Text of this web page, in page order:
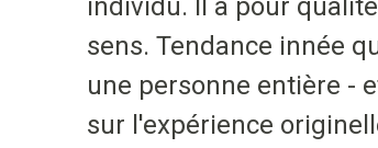
individu. Il a pour
sens. Tendance innée
une personne entière -
sur l'expérience